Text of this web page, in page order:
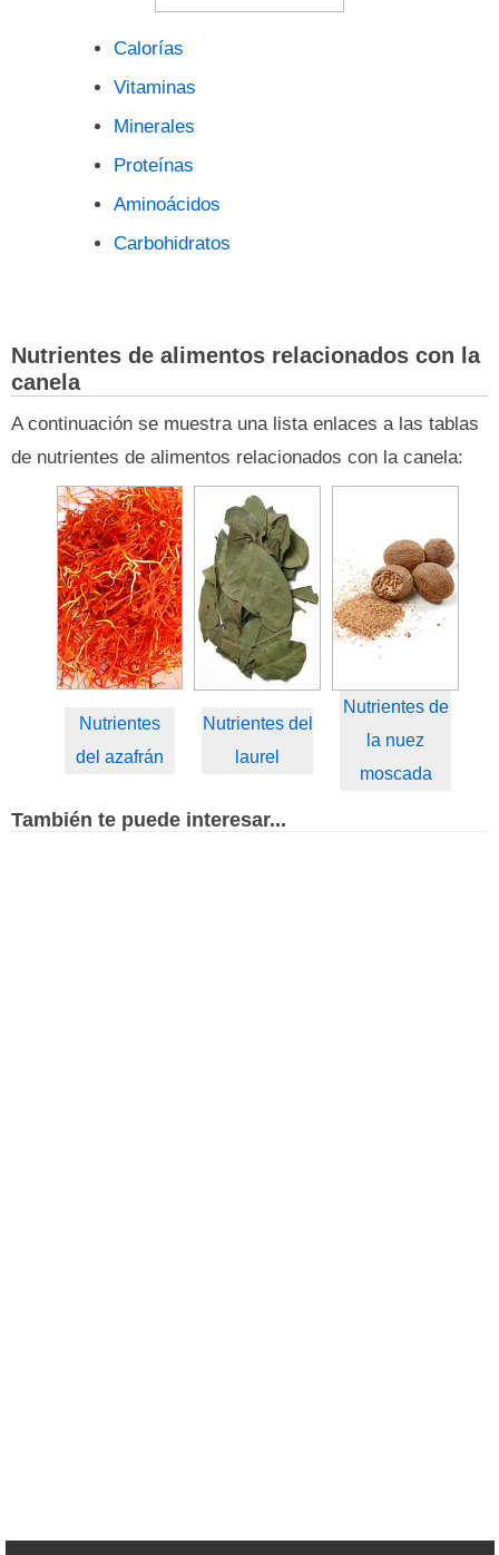
Calorías
Vitaminas
Minerales
Proteínas
Aminoácidos
Carbohidratos
Nutrientes de alimentos relacionados con la
canela
A continuación se muestra una lista enlaces a las tablas
de nutrientes de alimentos relacionados con la canela:
Nutrientes
del azafrán
Nutrientes del
laurel
Nutrientes de
la nuez
moscada
También te puede interesar...